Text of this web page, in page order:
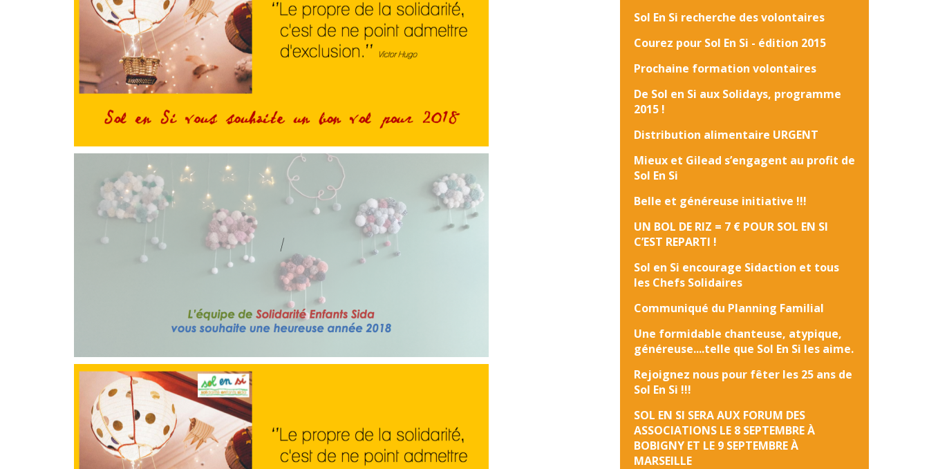
Sol En Si recherche des volontaires
Courez pour Sol En Si - édition 2015
Prochaine formation volontaires
De Sol en Si aux Solidays, programme
2015 !
Distribution alimentaire URGENT
Mieux et Gilead s’engagent au profit de
Sol En Si
Belle et généreuse initiative !!!
UN BOL DE RIZ = 7 € POUR SOL EN SI
C’EST REPARTI !
Sol en Si encourage Sidaction et tous
les Chefs Solidaires
Communiqué du Planning Familial
Une formidable chanteuse, atypique,
généreuse....telle que Sol En Si les aime.
Rejoignez nous pour fêter les 25 ans de
Sol En Si !!!
SOL EN SI SERA AUX FORUM DES
ASSOCIATIONS LE 8 SEPTEMBRE À
BOBIGNY ET LE 9 SEPTEMBRE À
MARSEILLE